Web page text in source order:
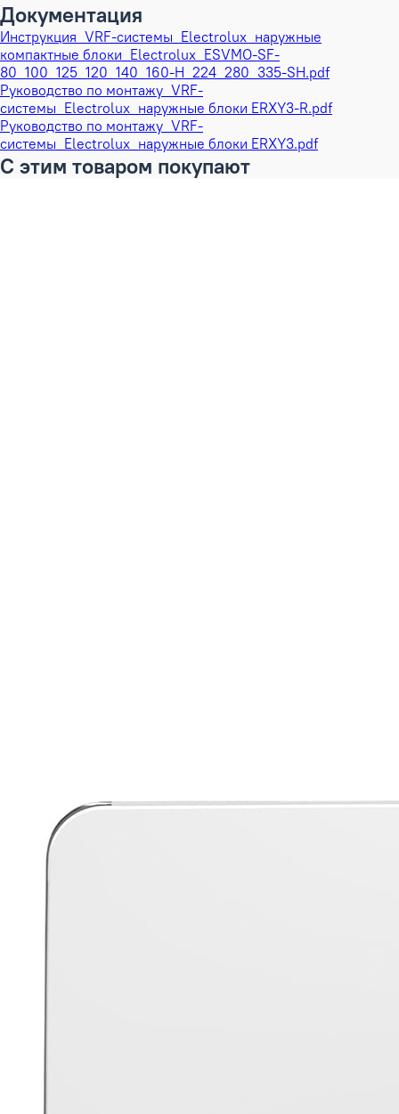
Документация
Инструкция_VRF-системы_Electrolux_наружные
компактные блоки_Electrolux_ESVMO-SF-
80_100_125_120_140_160-H_224_280_335-SH.pdf
Руководство по монтажу_VRF-
системы_Electrolux_наружные блоки ERXY3-R.pdf
Руководство по монтажу_VRF-
системы_Electrolux_наружные блоки ERXY3.pdf
С этим товаром покупают